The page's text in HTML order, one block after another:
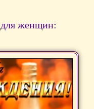
женщин: